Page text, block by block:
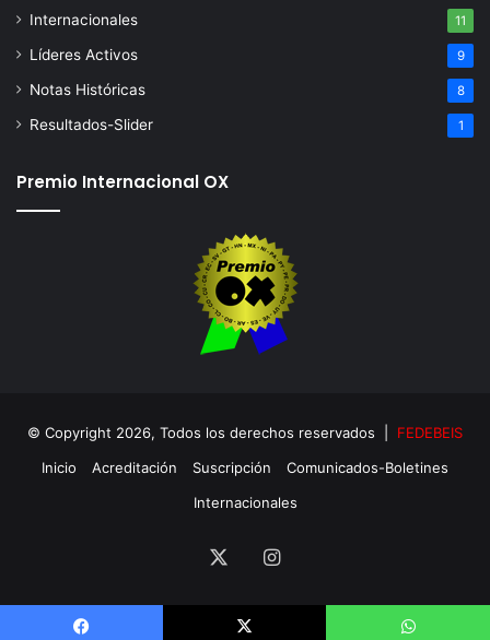
Internacionales 11
Líderes Activos 9
Notas Históricas 8
Resultados-Slider 1
Premio Internacional OX
© Copyright 2026, Todos los derechos reservados | FEDEBEIS
Inicio
Acreditación Suscripción
Comunicados-Boletines
Internacionales
Instagram